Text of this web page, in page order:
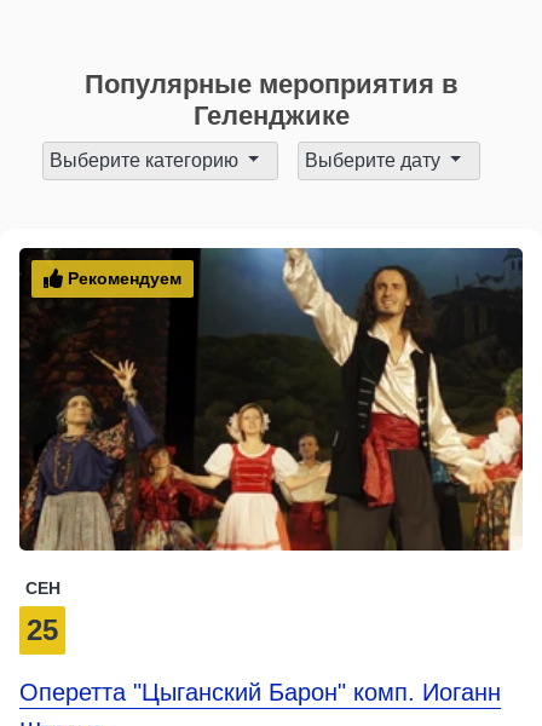
Популярные мероприятия в
Геленджике
Выберите категорию Выберите дату
Рекомендуем
СЕН
25
Оперетта "Цыганский Барон" комп. Иоганн